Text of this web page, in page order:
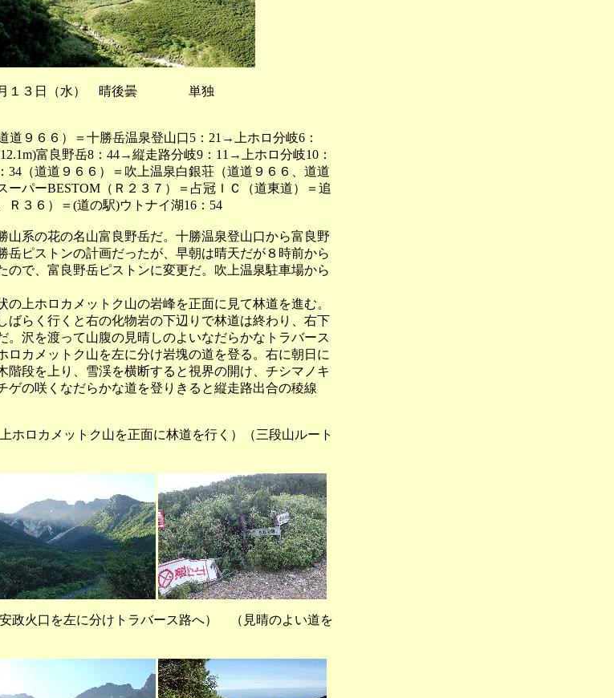
１３日（水） 晴後曇 単独
道９６６）＝十勝岳温泉登山口5：21→上ホロ分岐6：
富良野岳8：44→縦走路分岐9：11→上ホロ分岐10：
34（道道９６６）＝吹上温泉白銀荘（道道９６６、道道
ーパーBESTOM（Ｒ２３７）＝占冠ＩＣ（道東道）＝追
Ｒ３６）＝(道の駅)ウトナイ湖16：54
系の花の名山富良野岳だ。十勝温泉登山口から富良野
岳ピストンの計画だったが、早朝は晴天だが８時前から
ので、富良野岳ピストンに変更だ。吹上温泉駐車場から
上ホロカメットク山の岩峰を正面に見て林道を進む。
ばらく行くと右の化物岩の下辺りで林道は終わり、右下
。沢を渡って山腹の見晴しのよいなだらかなトラバース
ロカメットク山を左に分け岩塊の道を登る。右に朝日に
階段を上り、雪渓を横断すると視界の開け、チシマノキ
ゲの咲くなだらかな道を登りきると縦走路出合の稜線
カメットク山を正面に林道を行く）（三段山ルート
政火口を左に分けトラバース路へ） （見晴のよい道を